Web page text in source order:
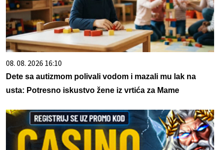
08. 08. 2026 16:10
Dete sa autizmom polivali vodom i mazali mu lak na
usta: Potresno iskustvo žene iz vrtića za Mame